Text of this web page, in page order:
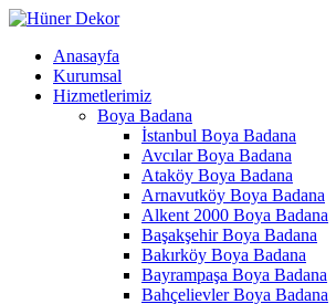
Anasayfa
Kurumsal
Hizmetlerimiz
Boya Badana
İstanbul Boya Badana
Avcılar Boya Badana
Ataköy Boya Badana
Arnavutköy Boya Badana
Alkent 2000 Boya Badana
Başakşehir Boya Badana
Bakırköy Boya Badana
Bayrampaşa Boya Badana
Bahçelievler Boya Badana